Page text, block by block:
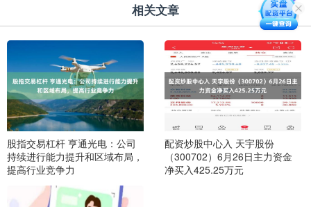
相关文章
股指交易杠杆 亨通光电：公司
持续进行能力提升和区域布局，
提高行业竞争力
配资炒股中心入 天宇股份
（300702）6月26日主力资金
净买入425.25万元